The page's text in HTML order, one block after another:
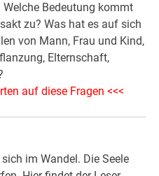
Bedeutung kommt
zu? Was hat es auf sich
von Mann, Frau und Kind,
Elternschaft,
auf diese Fragen <<<
im Wandel. Die Seele